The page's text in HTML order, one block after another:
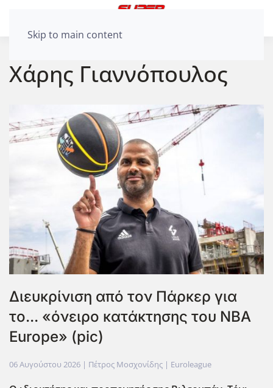
Skip to main content
Χάρης Γιαννόπουλος
Διευκρίνιση από τον Πάρκερ για
το... «όνειρο κατάκτησης του ΝΒΑ
Europe» (pic)
06 Αυγούστου 2026 | Πέτρος Μοσχονίδης | Euroleague